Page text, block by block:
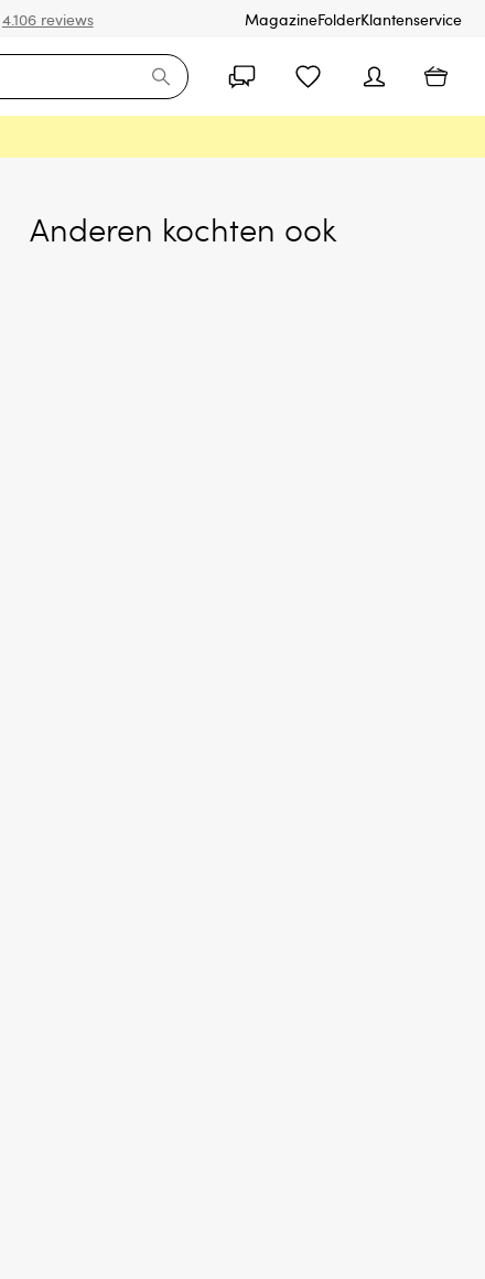
4.106 reviews MagazineFolderKlantenservice
Anderen kochten ook